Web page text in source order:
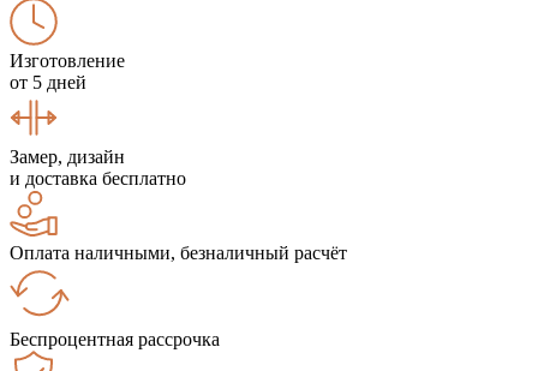
Изготовление
от 5 дней
Замер, дизайн
и доставка бесплатно
Оплата наличными, безналичный расчёт
Беспроцентная рассрочка